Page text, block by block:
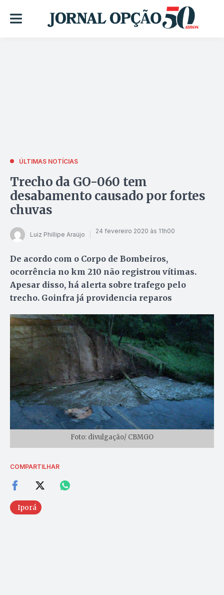
ÚLTIMAS NOTÍCIAS
Trecho da GO-060 tem
desabamento causado por fortes
chuvas
Luiz Phillipe Araújo 24 fevereiro 2020 às 11h00
De acordo com o Corpo de Bombeiros,
ocorrência no km 210 não registrou vítimas.
Apesar disso, há alerta sobre trafego pelo
trecho. Goinfra já providencia reparos
Foto: divulgação/ CBMGO
COMPARTILHAR
Iporá